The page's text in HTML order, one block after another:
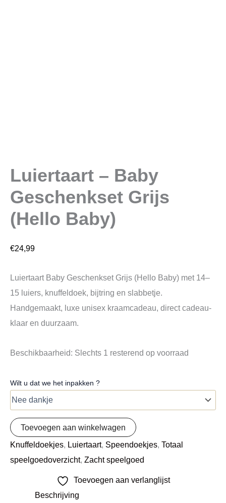
Luiertaart – Baby
Geschenkset Grijs
(Hello Baby)
€24,99
Luiertaart Baby Geschenkset Grijs (Hello Baby) met 14–
15 luiers, knuffeldoek, bijtring en slabbetje.
Handgemaakt, luxe unisex kraamcadeau, direct cadeau-
klaar en duurzaam.
Beschikbaarheid: Slechts 1 resterend op voorraad
Wilt u dat we het inpakken ?
Toevoegen aan winkelwagen
Knuffeldoekjes, Luiertaart, Speendoekjes, Totaal
speelgoedoverzicht, Zacht speelgoed
Toevoegen aan verlanglijst
Beschrijving